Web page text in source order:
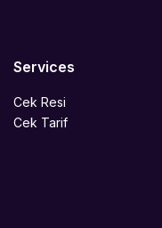
Services
Cek Resi
Cek Tarif